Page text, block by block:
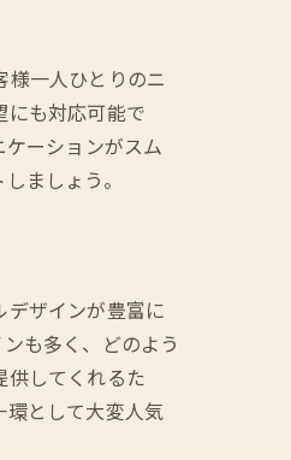
一人ひとりのニ
にも対応可能で
ーションがスム
ましょう。
ザインが豊富に
も多く、どのよう
供してくれるた
として大変人気